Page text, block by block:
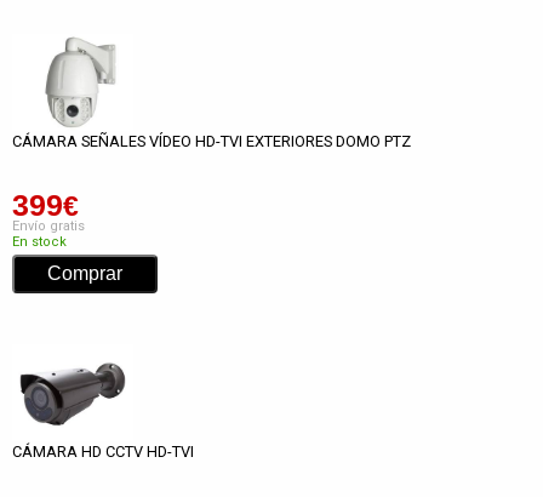
CÁMARA SEÑALES VÍDEO HD-TVI EXTERIORES DOMO PTZ
399€
Envío gratis
En stock
CÁMARA HD CCTV HD-TVI